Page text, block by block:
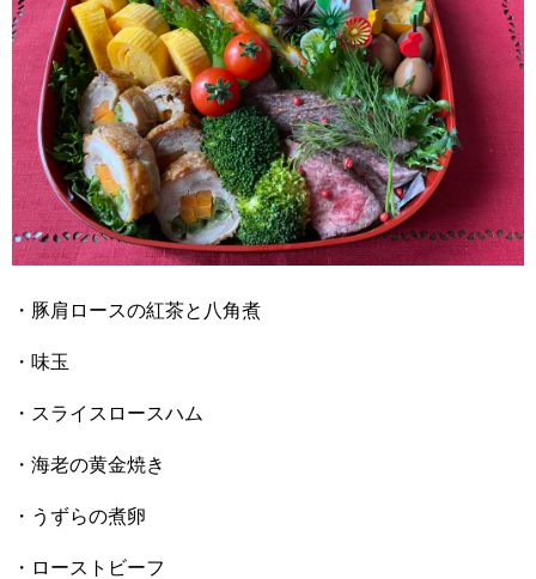
・豚肩ロースの紅茶と八角煮
・味玉
・スライスロースハム
・海老の黄金焼き
・うずらの煮卵
・ローストビーフ